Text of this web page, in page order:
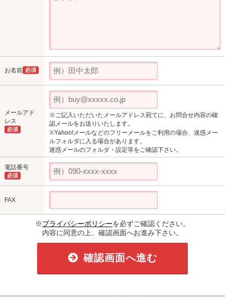
お名前 必須
メールアド
レス
必須
※ご記入いただいたメールアドレス宛てに、お問合せ内容の確
認メールをお送りいたします。
※Yahoo!メールなどのフリーメールをご利用の場合、迷惑メー
ルフォルダに入る場合があります。
迷惑メールのフォルダ・設定等をご確認下さい。
電話番号
必須
FAX
※プライバシーポリシーを必ずご確認ください。
内容に同意の上、確認画面へお進み下さい。
確認画面へ進む